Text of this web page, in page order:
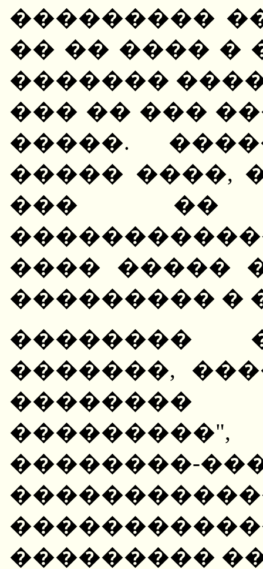
���������
�� �� ���� �
�������
��� �� ���
�����.
����� ����,
��� ��
���� �����
��������� �
��������
�������,
��������
��������-
���������